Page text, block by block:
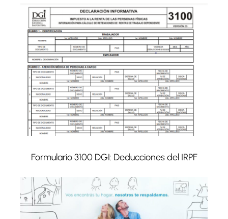
Formulario 3100 DGI: Deducciones del IRPF